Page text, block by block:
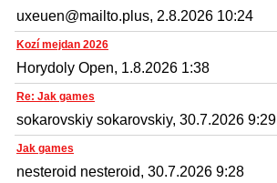
uxeuen@mailto.plus, 2.8.2026 10:24
Kozí mejdan 2026
Horydoly Open, 1.8.2026 1:38
Re: Jak games
sokarovskiy sokarovskiy, 30.7.2026 9:29
Jak games
nesteroid nesteroid, 30.7.2026 9:28